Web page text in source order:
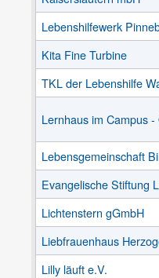
Lebenshilfewerk
Kita Fine Turbine
TKL der Lebenshilfe
Lernhaus im Campus
Lebensgemeinschaft
Evangelische Stiftung
Lichtenstern gGmbH
Liebfrauenhaus
Lilly läuft e.V.